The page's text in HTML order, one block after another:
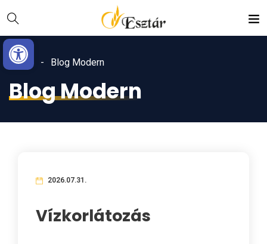
Eszköztár megnyitása
Content
navigációhoz
Home
Blog Modern
Blog Modern
2026.07.31.
Vízkorlátozás